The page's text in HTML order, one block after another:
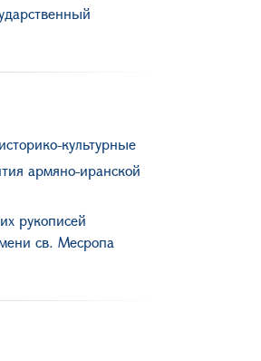
культурные
армяно-иранской
рукописей
св. Месропа